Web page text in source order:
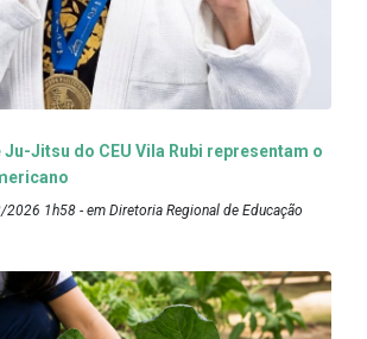
Jitsu do CEU Vila Rubi representam o
1h58 - em Diretoria Regional de Educação